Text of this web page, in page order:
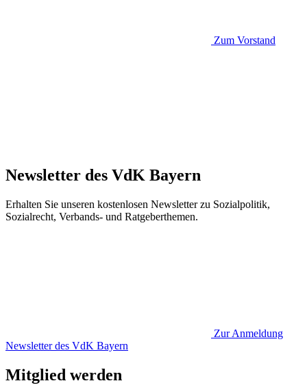
Zum Vorstand
Newsletter des VdK Bayern
Erhalten Sie unseren kostenlosen Newsletter zu Sozialpolitik,
Sozialrecht, Verbands- und Ratgeberthemen.
Zur Anmeldung
Newsletter des VdK Bayern
Mitglied werden